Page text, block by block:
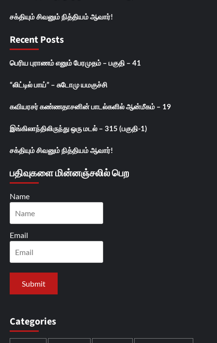
சக்தியும் சிவனும் நித்தியம் ஆவார்!
Recent Posts
பெரிய புராணம் எனும் பேரமுதம் – பகுதி – 41
“லிட்டில் பாய்” – சுடோமு யமகுச்சி
கவியரசர் கண்ணதாசனின் பாடல்களில் ஆன்மீகம் – 19
இங்கிலாந்திலிருந்து ஒரு மடல் – 315 (பகுதி-1)
சக்தியும் சிவனும் நித்தியம் ஆவார்!
பதிவுகளை மின்னஞ்சலில் பெற
Name
Email
Categories